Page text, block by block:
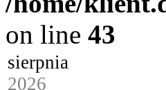
on line 43
sierpnia
2026